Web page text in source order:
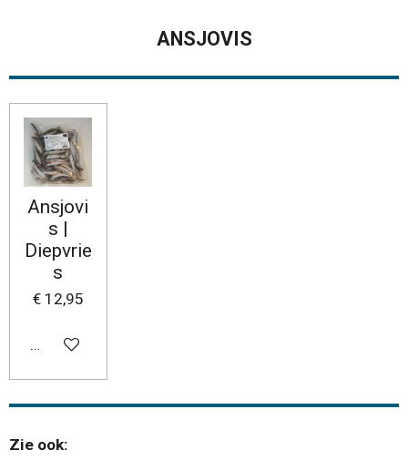
ANSJOVIS
Ansjovi
s |
Diepvrie
s
€ 12,95
In winkelwagen
Zie ook: